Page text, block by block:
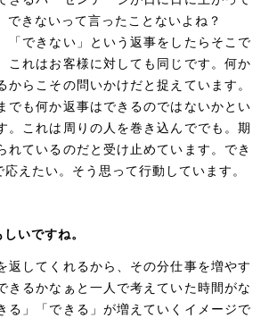
できないって言ったことないよね？
「できない」という返事をしたらそこで
これはお客様に対しても同じです。何か
からこその問いかけだと捉えています。
でも何か返事はできるのではないかとい
。これは周りの人を巻き込んででも。期
れているのだと受け止めています。でき
えたい。そう思って行動しています。
いですね。
返してくれるから、その分仕事を増やす
きるかなぁと一人で考えていた時間がな
る」「できる」が増えていくイメージで